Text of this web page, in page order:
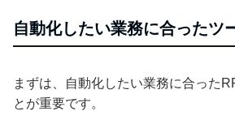
自動化したい業務に合ったツ
まずは、自動化したい業務に合った
とが重要です。